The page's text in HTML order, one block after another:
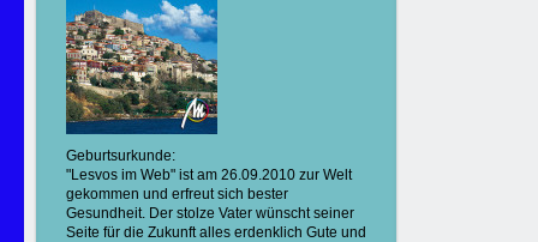
Geburtsurkunde:
"Lesvos im Web" ist am 26.09.2010 zur Welt
gekommen und erfreut sich bester
Gesundheit. Der stolze Vater wünscht seiner
Seite für die Zukunft alles erdenklich Gute und